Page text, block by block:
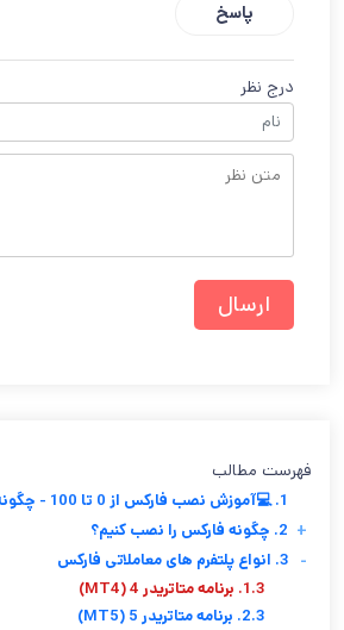
پاسخ
درج نظر
فهرست مطالب
1. 💻آموزش نصب فارکس از 0 تا 100 - چگونه فارکس را نصب کنیم؟
2. چگونه فارکس را نصب کنیم؟ +
3. انواع پلتفرم های معاملاتی فارکس -
1.3. برنامه متاتریدر 4 (MT4)
2.3. برنامه متاتریدر 5 (MT5)